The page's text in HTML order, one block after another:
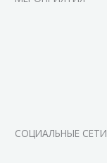
СОЦИАЛЬНЫЕ СЕТИ